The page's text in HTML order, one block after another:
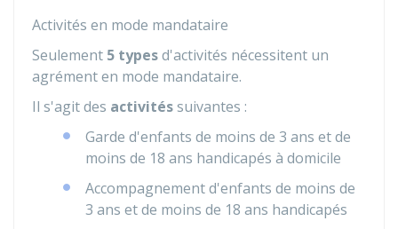
Activités en mode mandataire
Seulement 5 typesd'activités nécessitent un
agrément en mode mandataire.
Il s'agit des activitéssuivantes :
Garde d'enfants de moins de 3 ans et de
moins de 18 ans handicapés à domicile
Accompagnement d'enfants de moins de
3 ans et de moins de 18 ans handicapés